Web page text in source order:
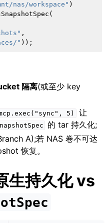
nas/workspace" )
(
,
" ));
隔离(或至少 key
5)
让
的 tar 持久化;
A);若 NAS 卷不可达
恢复。
生持久化 vs